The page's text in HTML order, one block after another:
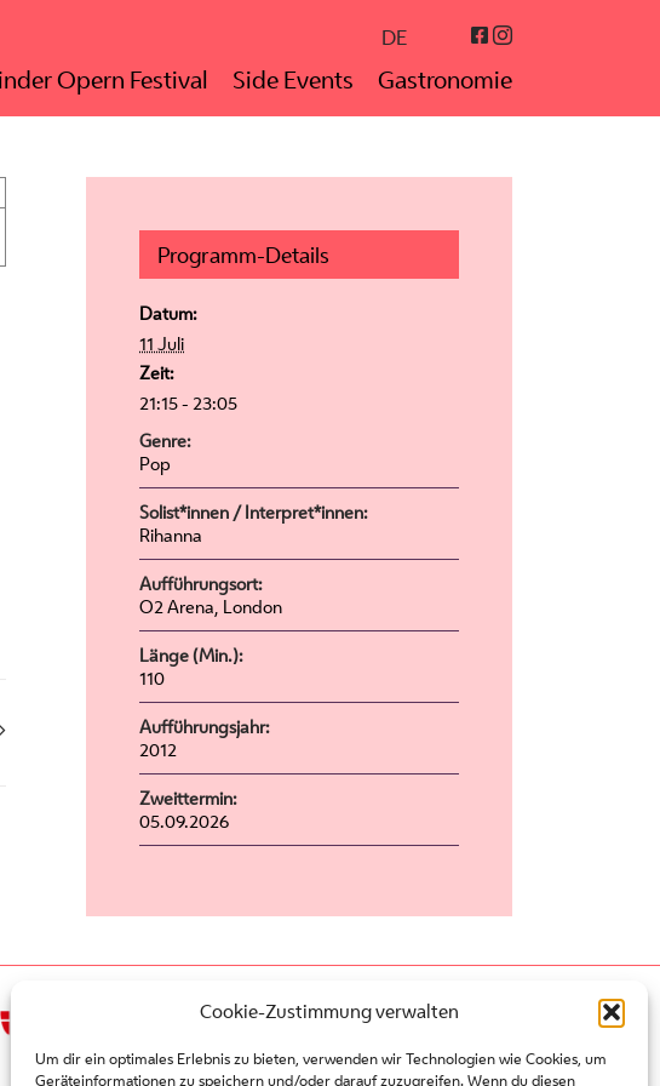
Cookie-Zustimmung verwalten
Um dir ein optimales Erlebnis zu bieten, verwenden wir Technologien wie Cookies, um
Geräteinformationen zu speichern und/oder darauf zuzugreifen. Wenn du diesen
DE Facebook
Opern Festival Side Events Gastronomie
Programm-Details
Datum:
11 Juli
Zeit:
21:15 - 23:05
Genre:
Pop
Solist*innen / Interpret*innen:
Rihanna
Aufführungsort:
O2 Arena, London
Länge (Min.):
110
Aufführungsjahr:
2012
Zweittermin:
05.09.2026
Presse
Partner